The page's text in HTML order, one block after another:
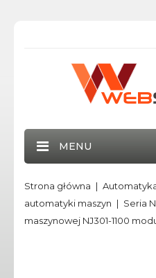
MENU
Strona główna
automatyki maszyn
Seria
maszynowej NJ301-1100